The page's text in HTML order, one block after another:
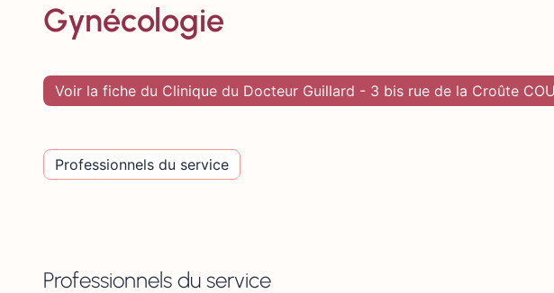
Gynécologie
Voir la fiche du Clinique du Docteur Guillard - 3 bis rue de la Croûte
Professionnels du service
Professionnels du service